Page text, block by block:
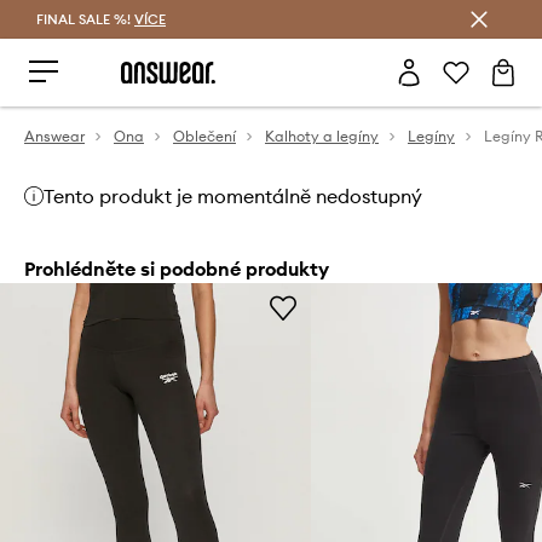
FINAL SALE %! VÍCE
Answear Ona Oblečení Kalhoty a legíny Legíny Legíny
Tento produkt je momentálně nedostupný
Prohlédněte si podobné produkty